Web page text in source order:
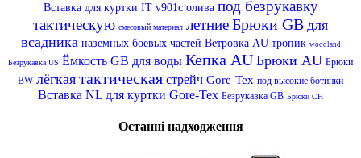
Вставка для куртки IT v901c олива под безрукавку
тактическую смесовый материал летниеБрюки GB для
всадника наземных боевых частей Ветровка AU тропик woodland
Безрукавка US Ёмкость GB для воды Кепка AU Брюки AU Брюки
BW лёгкая тактическая стрейч Gore-Tex под высокие ботинки
Вставка NL для куртки Gore-Tex Безрукавка GB Брюки CH
Останні надходження